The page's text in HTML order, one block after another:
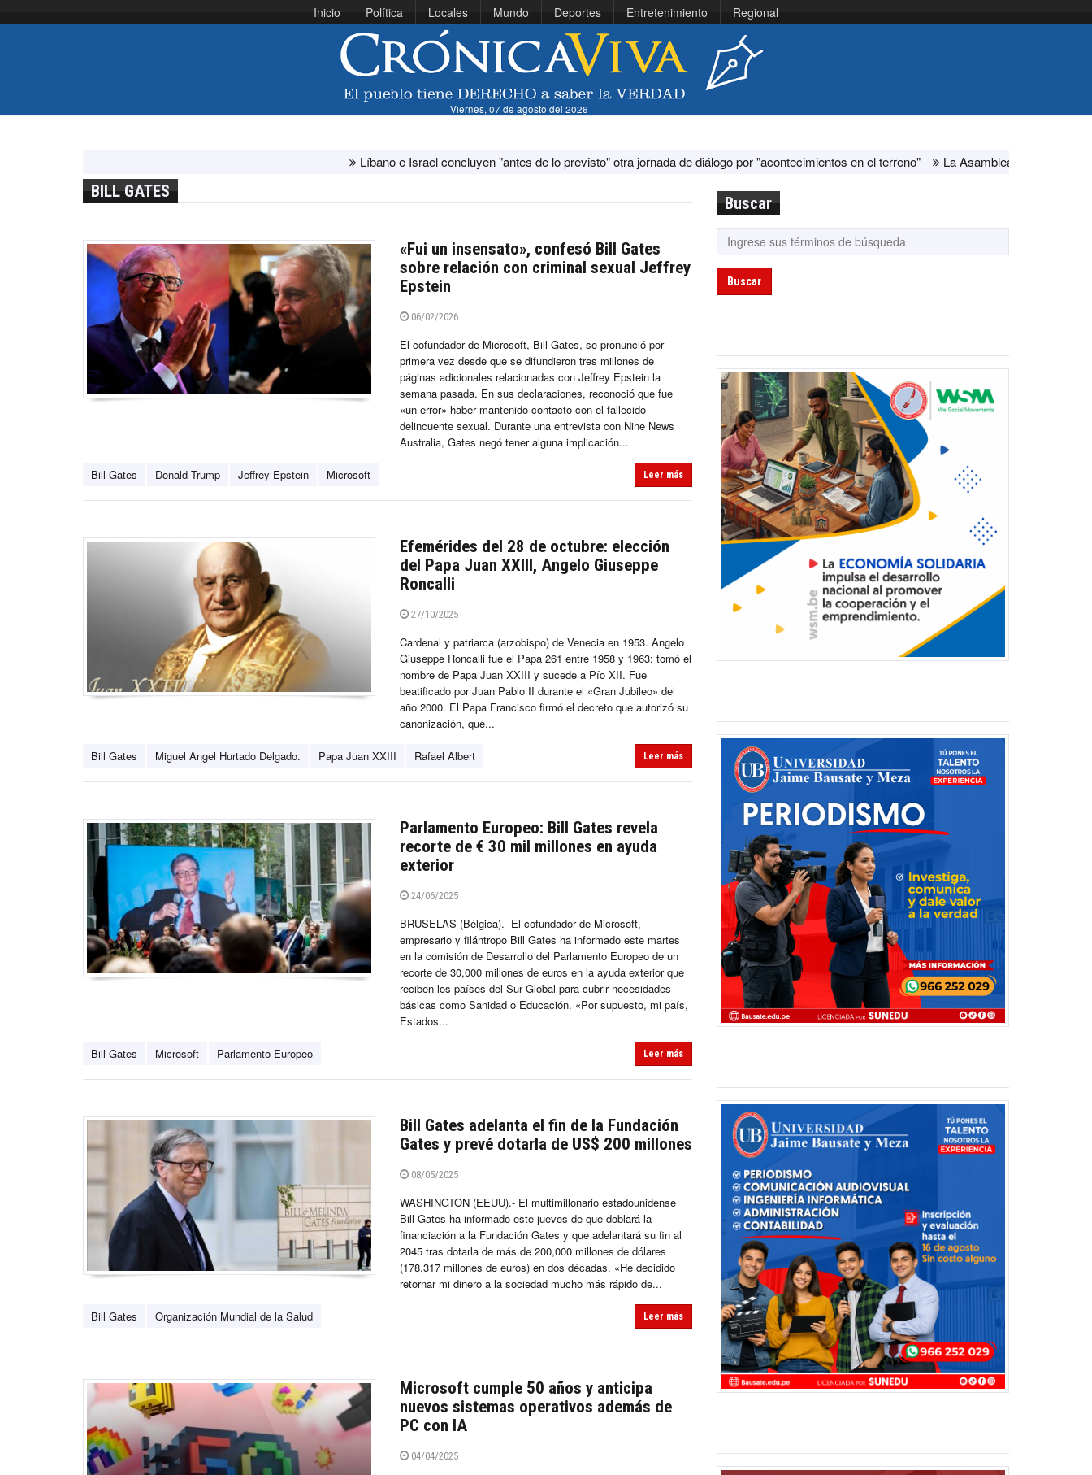
Inicio Política Locales Mundo Deportes Entretenimiento Regional
Viernes, 07 de agosto del 2026
Líbano e Israel concluyen "antes de lo previsto" otra jornada de diálogo por "acontecimientos en el terreno" La Asamblea Nacional de Venezuela y
BILL GATES
«Fui un insensato», confesó Bill Gates
sobre relación con criminal sexual Jeffrey
Epstein
06/02/2026
El cofundador de Microsoft, Bill Gates, se pronunció por
primera vez desde que se difundieron tres millones de
páginas adicionales relacionadas con Jeffrey Epstein la
semana pasada. En sus declaraciones, reconoció que fue
«un error» haber mantenido contacto con el fallecido
delincuente sexual. Durante una entrevista con Nine News
Australia, Gates negó tener alguna implicación...
Bill Gates Donald Trump Jeffrey Epstein Microsoft Leer más
Efemérides del 28 de octubre: elección
del Papa Juan XXIII, Angelo Giuseppe
Roncalli
27/10/2025
Cardenal y patriarca (arzobispo) de Venecia en 1953. Angelo
Giuseppe Roncalli fue el Papa 261 entre 1958 y 1963; tomó el
nombre de Papa Juan XXIII y sucede a Pío XII. Fue
beatificado por Juan Pablo II durante el «Gran Jubileo» del
año 2000. El Papa Francisco firmó el decreto que autorizó su
canonización, que...
Bill Gates Miguel Angel Hurtado Delgado. Papa Juan XXIII Rafael Albert Leer más
Parlamento Europeo: Bill Gates revela
recorte de € 30 mil millones en ayuda
exterior
24/06/2025
BRUSELAS (Bélgica).- El cofundador de Microsoft,
empresario y filántropo Bill Gates ha informado este martes
en la comisión de Desarrollo del Parlamento Europeo de un
recorte de 30,000 millones de euros en la ayuda exterior que
reciben los países del Sur Global para cubrir necesidades
básicas como Sanidad o Educación. «Por supuesto, mi país,
Estados...
Bill Gates Microsoft Parlamento Europeo Leer más
Bill Gates adelanta el fin de la Fundación
Gates y prevé dotarla de US$ 200 millones
08/05/2025
WASHINGTON (EEUU).- El multimillonario estadounidense
Bill Gates ha informado este jueves de que doblará la
financiación a la Fundación Gates y que adelantará su fin al
2045 tras dotarla de más de 200,000 millones de dólares
(178,317 millones de euros) en dos décadas. «He decidido
retornar mi dinero a la sociedad mucho más rápido de...
Bill Gates Organización Mundial de la Salud Leer más
Microsoft cumple 50 años y anticipa
nuevos sistemas operativos además de
PC con IA
04/04/2025
Buscar
Buscar